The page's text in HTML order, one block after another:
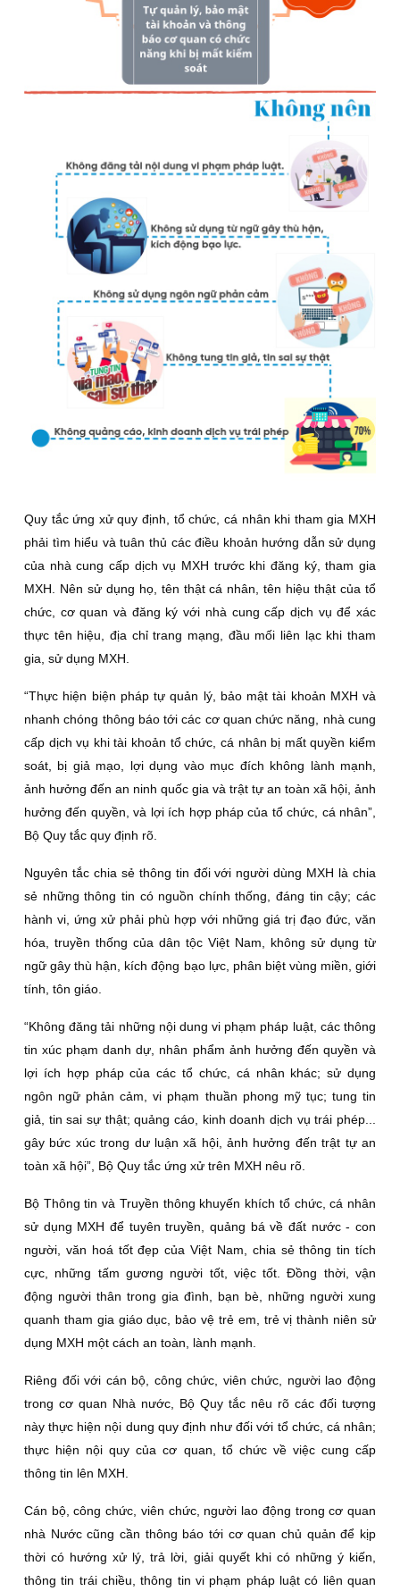
Quy tắc ứng xử quy định, tổ chức, cá nhân khi tham gia MXH
phải tìm hiểu và tuân thủ các điều khoản hướng dẫn sử dụng
của nhà cung cấp dịch vụ MXH trước khi đăng ký, tham gia
MXH. Nên sử dụng họ, tên thật cá nhân, tên hiệu thật của tổ
chức, cơ quan và đăng ký với nhà cung cấp dịch vụ để xác
thực tên hiệu, địa chỉ trang mạng, đầu mối liên lạc khi tham
gia, sử dụng MXH.
“Thực hiện biện pháp tự quản lý, bảo mật tài khoản MXH và
nhanh chóng thông báo tới các cơ quan chức năng, nhà cung
cấp dịch vụ khi tài khoản tổ chức, cá nhân bị mất quyền kiểm
soát, bị giả mạo, lợi dụng vào mục đích không lành mạnh,
ảnh hưởng đến an ninh quốc gia và trật tự an toàn xã hội, ảnh
hưởng đến quyền, và lợi ích hợp pháp của tổ chức, cá nhân”,
Bộ Quy tắc quy định rõ.
Nguyên tắc chia sẻ thông tin đối với người dùng MXH là chia
sẻ những thông tin có nguồn chính thống, đáng tin cậy; các
hành vi, ứng xử phải phù hợp với những giá trị đạo đức, văn
hóa, truyền thống của dân tộc Việt Nam, không sử dụng từ
ngữ gây thù hận, kích động bạo lực, phân biệt vùng miền, giới
tính, tôn giáo.
“Không đăng tải những nội dung vi phạm pháp luật, các thông
tin xúc phạm danh dự, nhân phẩm ảnh hưởng đến quyền và
lợi ích hợp pháp của các tổ chức, cá nhân khác; sử dụng
ngôn ngữ phản cảm, vi phạm thuần phong mỹ tục; tung tin
giả, tin sai sự thật; quảng cáo, kinh doanh dịch vụ trái phép...
gây bức xúc trong dư luận xã hội, ảnh hưởng đến trật tự an
toàn xã hội”, Bộ Quy tắc ứng xử trên MXH nêu rõ.
Bộ Thông tin và Truyền thông khuyến khích tổ chức, cá nhân
sử dụng MXH để tuyên truyền, quảng bá về đất nước - con
người, văn hoá tốt đẹp của Việt Nam, chia sẻ thông tin tích
cực, những tấm gương người tốt, việc tốt. Đồng thời, vận
động người thân trong gia đình, bạn bè, những người xung
quanh tham gia giáo dục, bảo vệ trẻ em, trẻ vị thành niên sử
dụng MXH một cách an toàn, lành mạnh.
Riêng đối với cán bộ, công chức, viên chức, người lao động
trong cơ quan Nhà nước, Bộ Quy tắc nêu rõ các đối tượng
này thực hiện nội dung quy định như đối với tổ chức, cá nhân;
thực hiện nội quy của cơ quan, tổ chức về việc cung cấp
thông tin lên MXH.
Cán bộ, công chức, viên chức, người lao động trong cơ quan
nhà Nước cũng cần thông báo tới cơ quan chủ quản để kịp
thời có hướng xử lý, trả lời, giải quyết khi có những ý kiến,
thông tin trái chiều, thông tin vi phạm pháp luật có liên quan